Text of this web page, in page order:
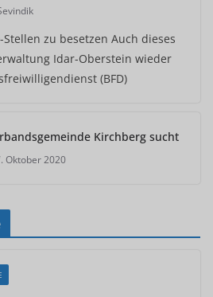
Stellen zu besetzen Auch dieses
Idar-Oberstein wieder
(BFD)
Kirchberg sucht
Oktober 2020